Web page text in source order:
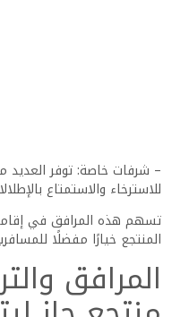
كما يمكنهم الوصول إلى
مما يضفي عنصرًا من
تشمل المرافق:
– واي فاي مجاني متاح في
– خدمة تنظيف يومية لضمان